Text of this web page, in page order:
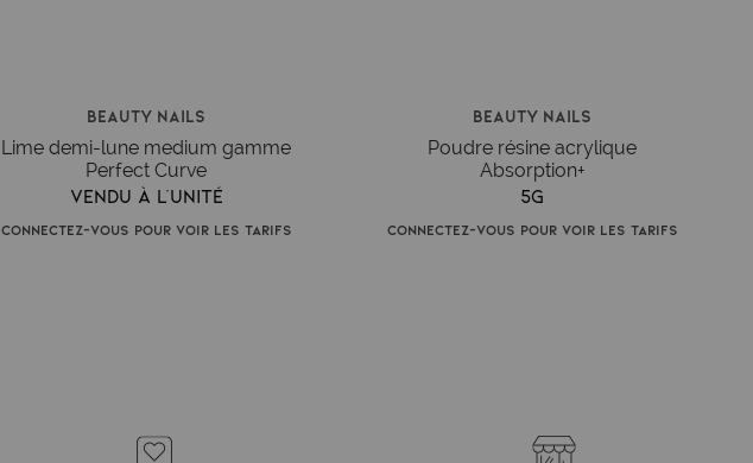
Beauty Nails
Lime demi-lune medium gamme
Perfect Curve
Vendu à l'unité
Connectez-vous pour voir les tarifs
Beauty Nails
Poudre résine acrylique
Absorption+
5g
Connectez-vous pour voir les tarifs